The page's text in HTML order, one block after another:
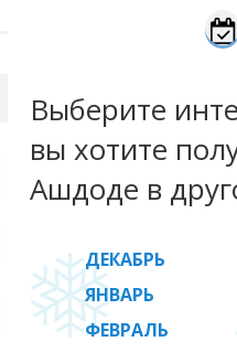
Выберите
вы хотите
Ашдоде в
ДЕКАБРЬ
ЯНВАРЬ
ФЕВРАЛЬ